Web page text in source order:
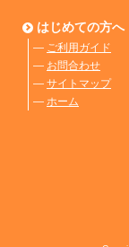
はじめての方へ
― ご利用ガイド
― お問合わせ
― サイトマップ
― ホーム